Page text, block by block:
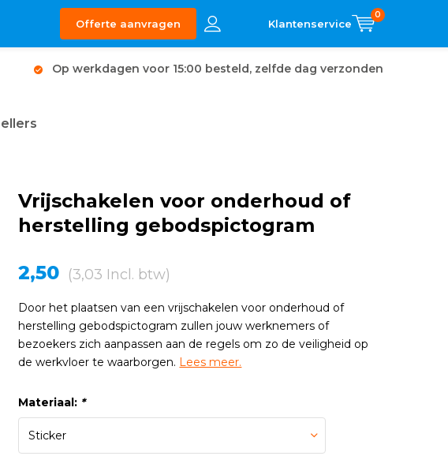
Offerte aanvragen
0
Op werkdagen voor 15:00 besteld, zelfde dag verzonden
Vrijschakelen voor onderhoud of
herstelling gebodspictogram
2,50 (3,03 Incl. btw)
Door het plaatsen van een vrijschakelen voor onderhoud of
herstelling gebodspictogram zullen jouw werknemers of
bezoekers zich aanpassen aan de regels om zo de veiligheid op
de werkvloer te waarborgen. Lees meer.
Materiaal: *